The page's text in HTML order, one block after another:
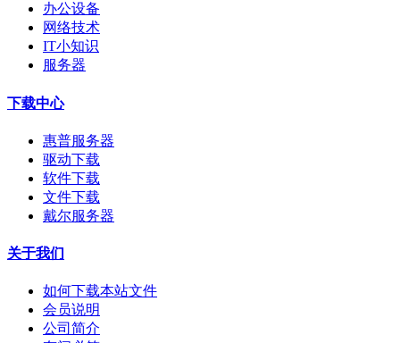
办公设备
网络技术
IT小知识
服务器
下载中心
惠普服务器
驱动下载
软件下载
文件下载
戴尔服务器
关于我们
如何下载本站文件
会员说明
公司简介